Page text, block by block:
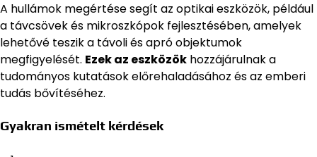
A hullámok megértése segít az optikai eszközök, például
a távcsövek és mikroszkópok fejlesztésében, amelyek
lehetővé teszik a távoli és apró objektumok
megfigyelését. Ezek az eszközök hozzájárulnak a
tudományos kutatások előrehaladásához és az emberi
tudás bővítéséhez.
Gyakran ismételt kérdések